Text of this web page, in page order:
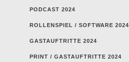
PODCAST 2024
ROLLENSPIEL / SOFTWARE 2024
GASTAUFTRITTE 2024
PRINT / GASTAUFTRITTE 2024